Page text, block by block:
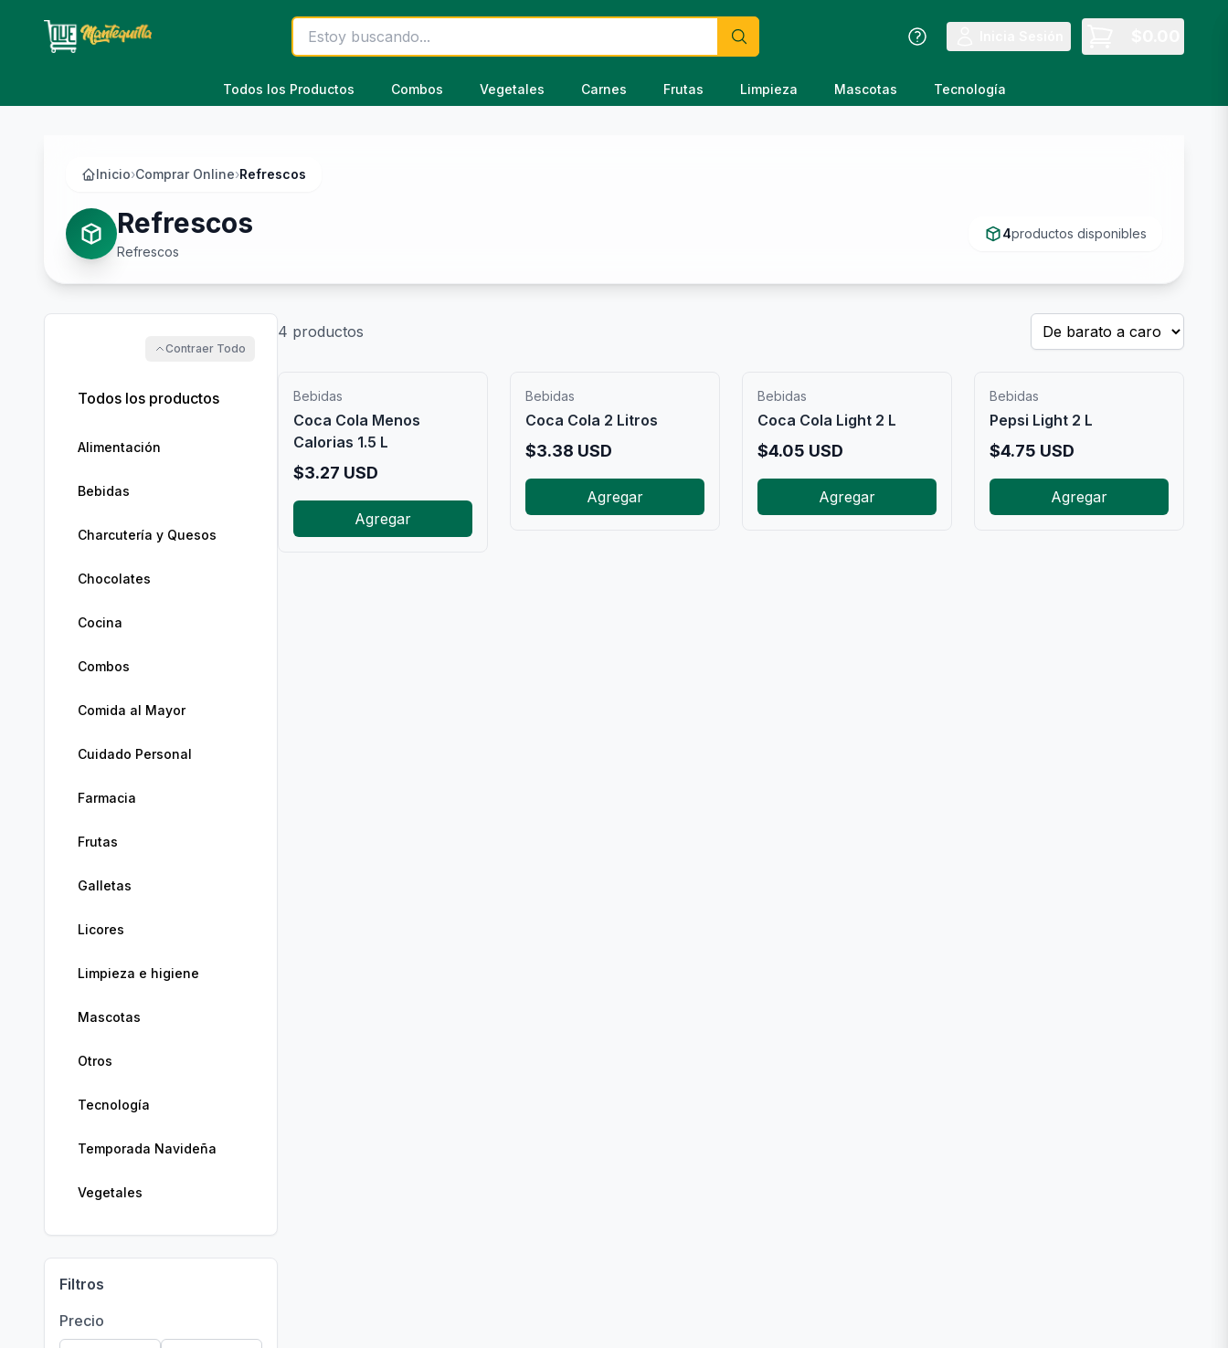
Todos los Productos Combos Vegetales Carnes Frutas Limpieza Mascotas Tecnología
Inicio›Comprar Online›Refrescos
Refrescos
Refrescos
4productos disponibles
Contraer Todo
Todos los productos
Alimentación
Bebidas
Charcutería y Quesos
Chocolates
Cocina
Combos
Comida al Mayor
Cuidado Personal
Farmacia
Frutas
Galletas
Licores
Limpieza e higiene
Mascotas
Otros
Tecnología
Temporada Navideña
Vegetales
Filtros
Precio
4 productos
Bebidas
Coca Cola Menos
Calorias 1.5 L
$3.27 USD
Agregar
Bebidas
Coca Cola 2 Litros
$3.38 USD
Agregar
Bebidas
Coca Cola Light 2 L
$4.05 USD
Agregar
Bebidas
Pepsi Light 2 L
$4.75 USD
Agregar